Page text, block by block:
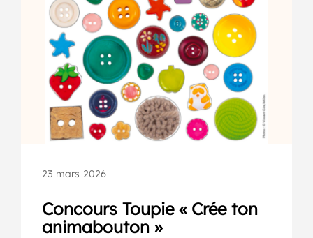
23 mars 2026
Concours Toupie « Crée ton
animabouton »